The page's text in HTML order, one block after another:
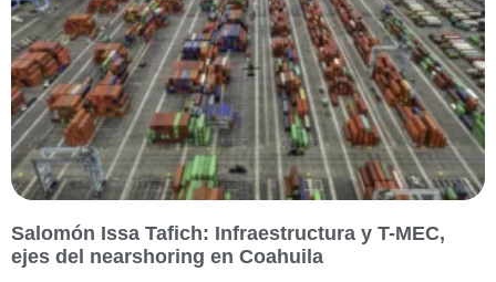
Salomón Issa Tafich: Infraestructura y T-MEC,
ejes del nearshoring en Coahuila